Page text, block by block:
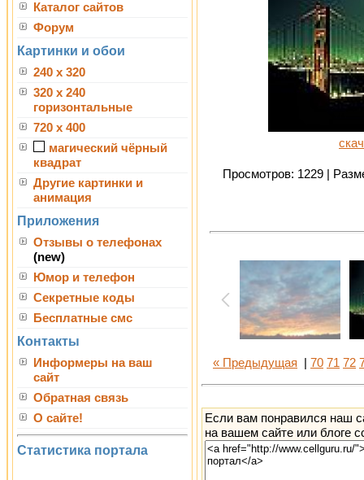
Каталог сайтов
Форум
Картинки и обои
240 x 320
320 x 240
горизонтальные
720 x 400
магический чёрный
квадрат
Другие картинки и
анимация
Приложения
Отзывы о телефонах
(new)
Юмор и телефон
Секретные коды
Бесплатные смс
Контакты
Информеры на ваш
сайт
Обратная связь
О сайте!
Статистика портала
Просмотров: 1229 |
« Предыдущая 70 71 72
Если вам понравился наш
на вашем сайте или блоге